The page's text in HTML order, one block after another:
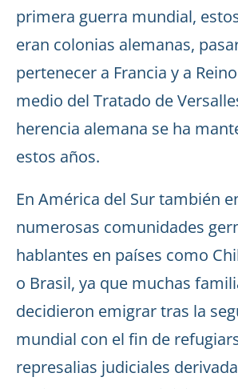
primera guerra mundial,
eran colonias alemanas,
pertenecer a Francia y a
medio del Tratado de
herencia alemana se ha
estos años.
En América del Sur también
numerosas comunidades
hablantes en países como
o Brasil, ya que muchas
decidieron emigrar tras la
mundial con el fin de
represalias judiciales